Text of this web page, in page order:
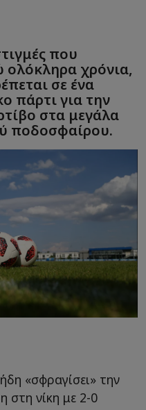
που
ολόκληρα χρόνια,
σε ένα
πάρτι για την
στα μεγάλα
ποδοσφαίρου.
«σφραγίσει» την
στη νίκη με 2-0